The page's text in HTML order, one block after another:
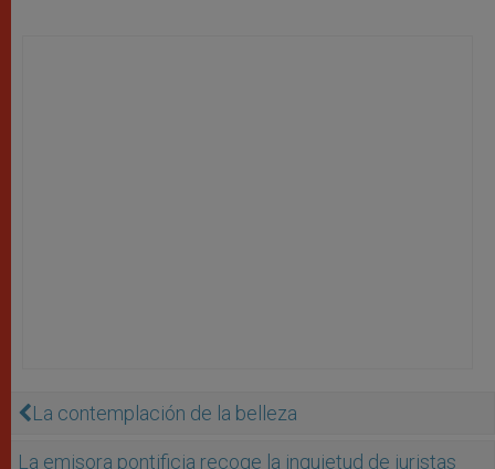
La contemplación de la belleza
La emisora pontificia recoge la inquietud de juristas